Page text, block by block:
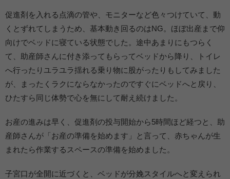
促進剤を入れる点滴の管や、モニターなど色々つけていて、動
くとずれてしまうため、基本動き回るのはNG。ほぼ出産まで仰
向けでベッドに寝ている状態でした。途中あまりにもつらく
て、助産師さんに付き添ってもらってベッドから降り、トイレ
へ行ったりユラユラ揺れる乗り物に股がったりもしてみました
が、まったくラクにならなかったのですぐにベッドへと戻り、
ひたすら同じ体勢で心を無にして耐え続けました。
お産の進みは早く、促進剤の投与開始から5時間ほど経つと、助
産師さんが「お産の準備を始めます」と言って、赤ちゃんが生
まれたら作業するスペースの準備を始めました。
子宮口が全開に近づくと、ベッドが分娩スタイルへと変えられ